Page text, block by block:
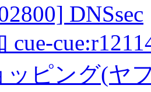
DNSsec
ッピング(ヤ